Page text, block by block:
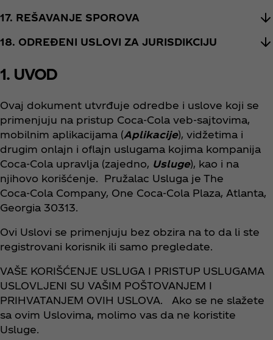
17. REŠAVANJE SPOROVA
18. ODREĐENI USLOVI ZA JURISDIKCIJU
1. UVOD
Ovaj dokument utvrđuje odredbe i uslove koji se
primenjuju na pristup Coca‑Cola veb-sajtovima,
mobilnim aplikacijama (Aplikacije), vidžetima i
drugim onlajn i oflajn uslugama kojima kompanija
Coca‑Cola upravlja (zajedno, Usluge), kao i na
njihovo korišćenje. Pružalac Usluga je The
Coca‑Cola Company, One Coca‑Cola Plaza, Atlanta,
Georgia 30313.
Ovi Uslovi se primenjuju bez obzira na to da li ste
registrovani korisnik ili samo pregledate.
VAŠE KORIŠĆENJE USLUGA I PRISTUP USLUGAMA
USLOVLJENI SU VAŠIM POŠTOVANJEM I
PRIHVATANJEM OVIH USLOVA. Ako se ne slažete
sa ovim Uslovima, molimo vas da ne koristite
Usluge.